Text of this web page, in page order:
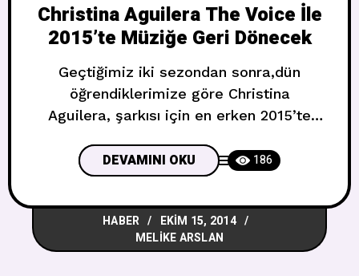
Christina Aguilera The Voice İle
2015’te Müziğe Geri Dönecek
Geçtiğimiz iki sezondan sonra,dün
öğrendiklerimize göre Christina
Aguilera, şarkısı için en erken 2015’te
televizyona dönmeyecek,ayrıca müziğe
de geri dönüş yapacak. Attığı bir tweet de
bunu vurguluyor: Yeni bebek,yeni
müzik,NBCTheVoice’un yeni sezonu.Ateş
ve eğlenceyi getirin,2015’i beklemeyin !
DEVAMINI OKU 186
HABER
EKIM 15, 2014
MELIKE ARSLAN